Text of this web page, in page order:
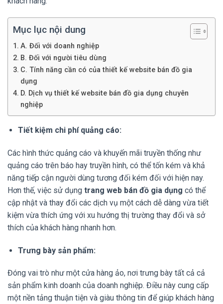
Mục lục nội dung
A. Đối với doanh nghiệp
B. Đối với người tiêu dùng
C. Tính năng cần có của thiết kế website bán đồ gia
dụng
D. Dịch vụ thiết kế website bán đồ gia dụng chuyên
nghiệp
Tiết kiệm chi phí quảng cáo:
Các hình thức quảng cáo và khuyến mãi truyền thống như
quảng cáo trên báo hay truyền hình, có thể tốn kém và khả
năng tiếp cận người dùng tương đối kém đối với hiện nay.
Hơn thế, việc sử dụng trang web bán đồ gia dụng có thể
cập nhật và thay đổi các dịch vụ một cách dễ dàng vừa tiết
kiệm vừa thích ứng với xu hướng thị trường thay đổi và sở
thích của khách hàng nhanh hơn.
Trưng bày sản phẩm:
Đóng vai trò như một cửa hàng ảo, nơi trưng bày tất cả cả
sản phẩm kinh doanh của doanh nghiệp. Điều này cung cấp
một nền tảng thuận tiện và giàu thông tin để giúp khách hàng